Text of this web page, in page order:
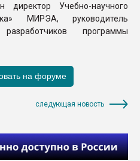
директор Учебно-научного
МИРЭА, руководитель
программы
следующая новость